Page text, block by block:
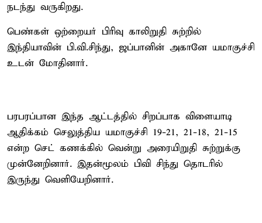
நடந்து வருகிறது.
பெண்கள் ஒற்றையர் பிரிவு காலிறுதி சுற்றில்
இந்தியாவின் பி.வி.சிந்து, ஜப்பானின் அகானே யமாகுச்சி
உடன் மோதினார்.
பரபரப்பான இந்த ஆட்டத்தில் சிறப்பாக விளையாடி
ஆதிக்கம் செலுத்திய யமாகுச்சி 19-21, 21-18, 21-15
என்ற செட் கணக்கில் வென்று அரையிறுதி சுற்றுக்கு
முன்னேறினார். இதன்மூலம் பிவி சிந்து தொடரில்
இருந்து வெளியேறினார்.